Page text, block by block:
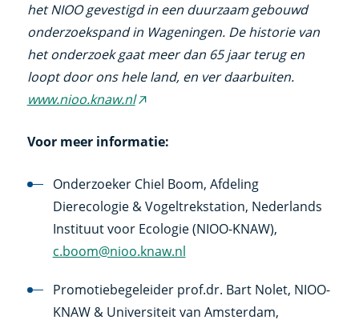
het NIOO gevestigd in een duurzaam gebouwd
onderzoekspand in Wageningen. De historie van
het onderzoek gaat meer dan 65 jaar terug en
loopt door ons hele land, en ver daarbuiten.
www.nioo.knaw.nl (externe
Voor meer informatie:
Onderzoeker Chiel Boom, Afdeling
Dierecologie & Vogeltrekstation, Nederlands
Instituut voor Ecologie (NIOO-KNAW),
c.boom@nioo.knaw.nl
Promotiebegeleider prof.dr. Bart Nolet, NIOO-
KNAW & Universiteit van Amsterdam,